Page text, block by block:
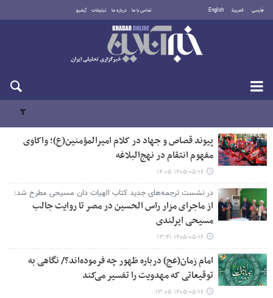
فارسی العربية English تماس با ما درباره ما تبلیغات آرشیو
جمعه ۱۶ مرداد ۱۴۰۵
پیوند قصاص و جهاد در کلام امیرالمؤمنین(ع)؛ واکاوی
مفهوم انتقام در نهج‌البلاغه
۱۴۰۵-۰۵-۱۶ ۱۴:۰۵
در نشست ترجمه‌های جدید کتاب الهیات دان مسیحی مطرح شد:
از ماجرای مزار راس الحسین در مصر تا روایت جالب
مسیحی ایرلندی
۱۴۰۵-۰۵-۱۶ ۱۳:۴۱
امام زمان(عج) درباره ظهور چه فرموده‌اند؟/ نگاهی به
توقیعاتی که مهدویت را تفسیر می‌کند
۱۴۰۵-۰۵-۱۶ ۱۳:۰۵